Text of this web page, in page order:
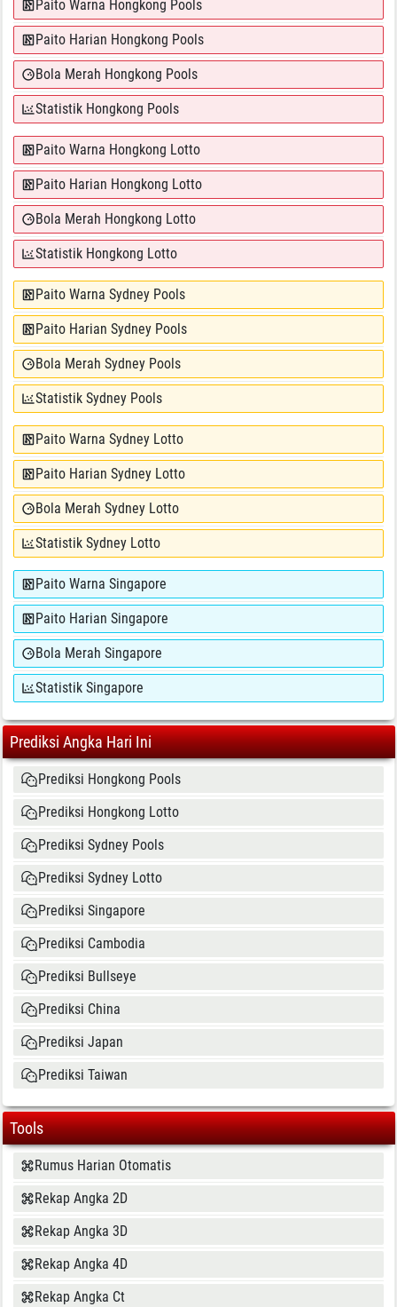
Paito Warna Hongkong Pools
Paito Harian Hongkong Pools
Bola Merah Hongkong Pools
Statistik Hongkong Pools
Paito Warna Hongkong Lotto
Paito Harian Hongkong Lotto
Bola Merah Hongkong Lotto
Statistik Hongkong Lotto
Paito Warna Sydney Pools
Paito Harian Sydney Pools
Bola Merah Sydney Pools
Statistik Sydney Pools
Paito Warna Sydney Lotto
Paito Harian Sydney Lotto
Bola Merah Sydney Lotto
Statistik Sydney Lotto
Paito Warna Singapore
Paito Harian Singapore
Bola Merah Singapore
Statistik Singapore
Prediksi Angka Hari Ini
Prediksi Hongkong Pools
Prediksi Hongkong Lotto
Prediksi Sydney Pools
Prediksi Sydney Lotto
Prediksi Singapore
Prediksi Cambodia
Prediksi Bullseye
Prediksi China
Prediksi Japan
Prediksi Taiwan
Tools
Rumus Harian Otomatis
Rekap Angka 2D
Rekap Angka 3D
Rekap Angka 4D
Rekap Angka Ct